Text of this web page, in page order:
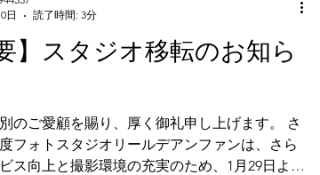
】スタジオ移転のお知ら
のご愛顧を賜り、厚く御礼申し上げます。 さ
フォトスタジオリールデアンファンは、さら
ス向上と撮影環境の充実のため、1月29日より
日
読了時間: 3分